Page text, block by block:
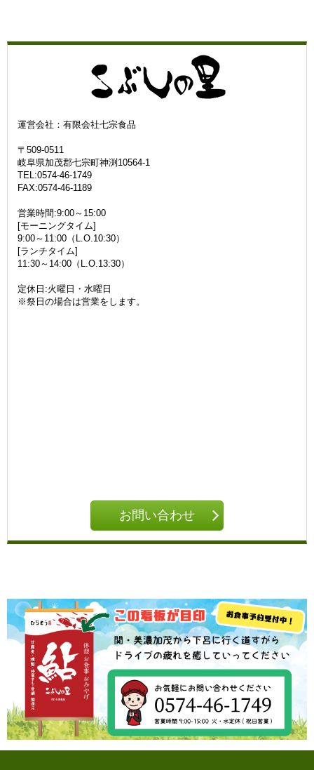
運営会社：有限会社七宗食品
〒509-0511
岐阜県加茂郡七宗町神渕10564-1
TEL:0574-46-1749
FAX:0574-46-1189
営業時間:9:00～15:00
[モーニングタイム]
9:00～11:00（L.O.10:30）
[ランチタイム]
11:30～14:00（L.O.13:30）
定休日:火曜日・水曜日
※祭日の場合は営業をします。
お問い合わせ